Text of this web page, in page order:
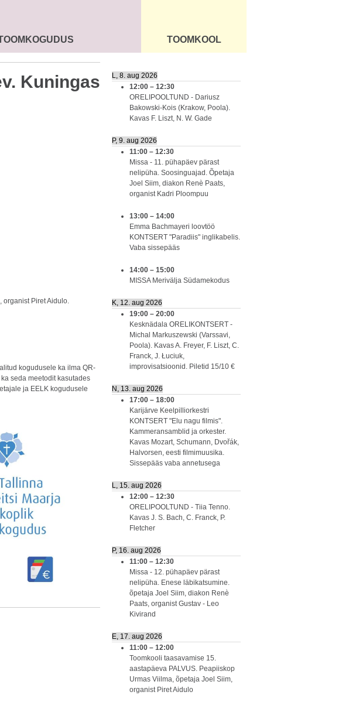
KOGUDUS ÜLDINFO
TOOMKOOL
Kuningas
organist Piret Aidulo.
kogudusele ka ilma QR-
seda meetodit kasutades
ja EELK kogudusele
L, 8. aug 2026
12:00 – 12:30
ORELIPOOLTUND - Dariusz
Bakowski-Kois (Krakow, Poola).
Kavas F. Liszt, N. W. Gade
P, 9. aug 2026
11:00 – 12:30
Missa - 11. pühapäev pärast
nelipüha. Soosinguajad. Õpetaja
Joel Siim, diakon Renè Paats,
organist Kadri Ploompuu
13:00 – 14:00
Emma Bachmayeri loovtöö
KONTSERT "Paradiis" inglikabelis.
Vaba sissepääs
14:00 – 15:00
MISSA Merivälja Südamekodus
K, 12. aug 2026
19:00 – 20:00
Kesknädala ORELIKONTSERT -
Michal Markuszewski (Varssavi,
Poola). Kavas A. Freyer, F. Liszt, C.
Franck, J. Łuciuk,
improvisatsioonid. Piletid 15/10 €
N, 13. aug 2026
17:00 – 18:00
Karijärve Keelpilliorkestri
KONTSERT "Elu nagu filmis".
Kammeransamblid ja orkester.
Kavas Mozart, Schumann, Dvořák,
Halvorsen, eesti filmimuusika.
Sissepääs vaba annetusega
L, 15. aug 2026
12:00 – 12:30
ORELIPOOLTUND - Tiia Tenno.
Kavas J. S. Bach, C. Franck, P.
Fletcher
P, 16. aug 2026
11:00 – 12:30
Missa - 12. pühapäev pärast
nelipüha. Enese läbikatsumine.
õpetaja Joel Siim, diakon Renè
Paats, organist Gustav - Leo
Kivirand
E, 17. aug 2026
11:00 – 12:00
Toomkooli taasavamise 15.
aastapäeva PALVUS. Peapiiskop
Urmas Viilma, õpetaja Joel Siim,
organist Piret Aidulo